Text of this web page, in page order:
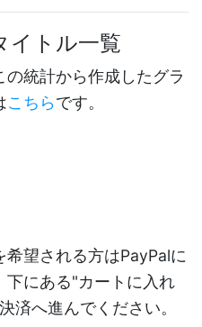
イトル一覧
統計から作成したグラ
こちらです。
望される方はPayPalに
下にある"カートに入れ
済へ進んでください。